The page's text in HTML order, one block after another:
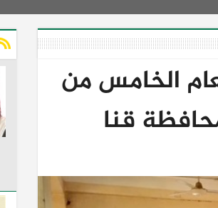
الخامس من
قنا